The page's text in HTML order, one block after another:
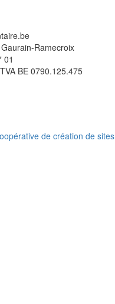
Ramecroix
01
BE 0790.125.475
de création de sites